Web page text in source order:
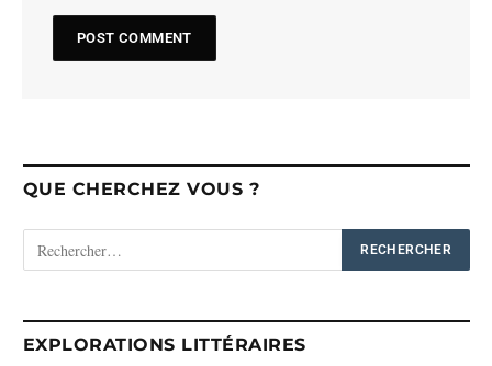
QUE CHERCHEZ VOUS ?
EXPLORATIONS LITTÉRAIRES